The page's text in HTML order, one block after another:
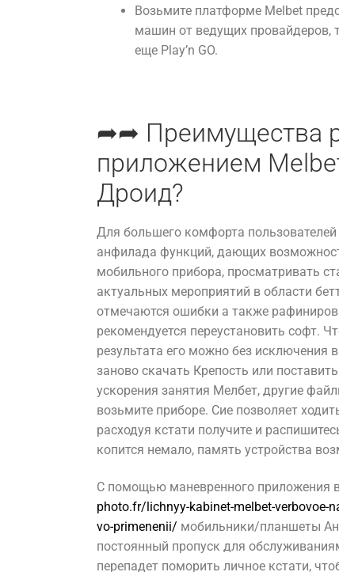
Возьмите платформе Melbet
машин от ведущих провайдеров,
еще Play’n GO.
➦➦ Преимущества
приложением
Дроид?
Для большего комфорта
анфилада функций, дающих
мобильного прибора, просматривать
актуальных мероприятий в области
отмечаются ошибки а также
рекомендуется переустановить софт.
результата его можно без исключения
заново скачать Крепость или
ускорения занятия Мелбет, другие
возьмите приборе. Сие позволяет
расходуя кстати получите и
копится немало, память устройства
С помощью маневренного приложения
photo.fr/lichnyy-kabinet-melbet-verbovoe-
vo-primenenii/ мобильники/планшеты
постоянный пропуск для
перепадет поморить личное кстати,